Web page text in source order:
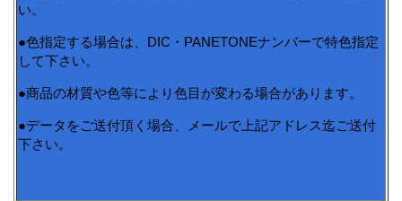
い。
●色指定する場合は、DIC・PANETONEナンバーで特色指定
して下さい。
●商品の材質や色等により色目が変わる場合があります。
●データをご送付頂く場合、メールで上記アドレス迄ご送付
下さい。